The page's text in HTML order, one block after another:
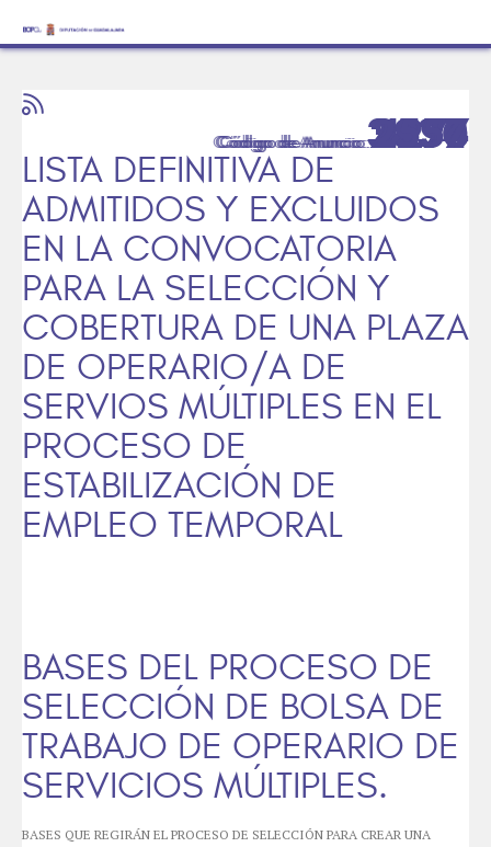
LISTA DEFINITIVA DE
ADMITIDOS Y EXCLUIDOS
EN LA CONVOCATORIA
PARA LA SELECCIÓN Y
COBERTURA DE UNA PLAZA
DE OPERARIO/A DE
SERVIOS MÚLTIPLES EN EL
PROCESO DE
ESTABILIZACIÓN DE
EMPLEO TEMPORAL
3530
BASES DEL PROCESO DE
SELECCIÓN DE BOLSA DE
TRABAJO DE OPERARIO DE
SERVICIOS MÚLTIPLES.
2698
BASES QUE REGIRÁN EL PROCESO DE SELECCIÓN PARA CREAR UNA
4276
3430
2954
2557